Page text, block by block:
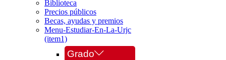
Biblioteca
Precios públicos
Becas, ayudas y premios
Menu-Estudiar-En-La-Urjc
(item1)
Grado